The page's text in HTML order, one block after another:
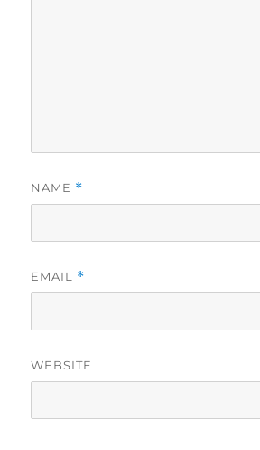
NAME *
EMAIL *
WEBSITE